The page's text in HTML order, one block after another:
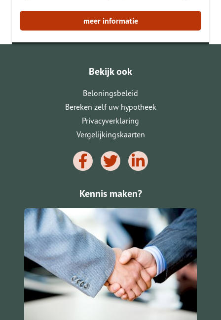
meer informatie
Bekijk ook
Beloningsbeleid
Bereken zelf uw hypotheek
Privacyverklaring
Vergelijkingskaarten
Kennis maken?